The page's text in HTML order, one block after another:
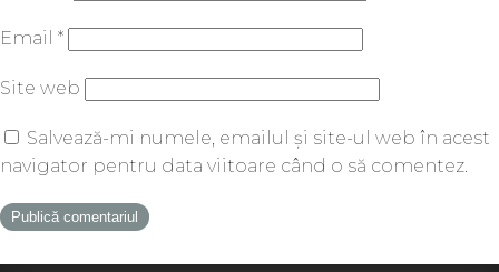
Email *
Site web
Salvează-mi numele, emailul și site-ul web în acest
navigator pentru data viitoare când o să comentez.